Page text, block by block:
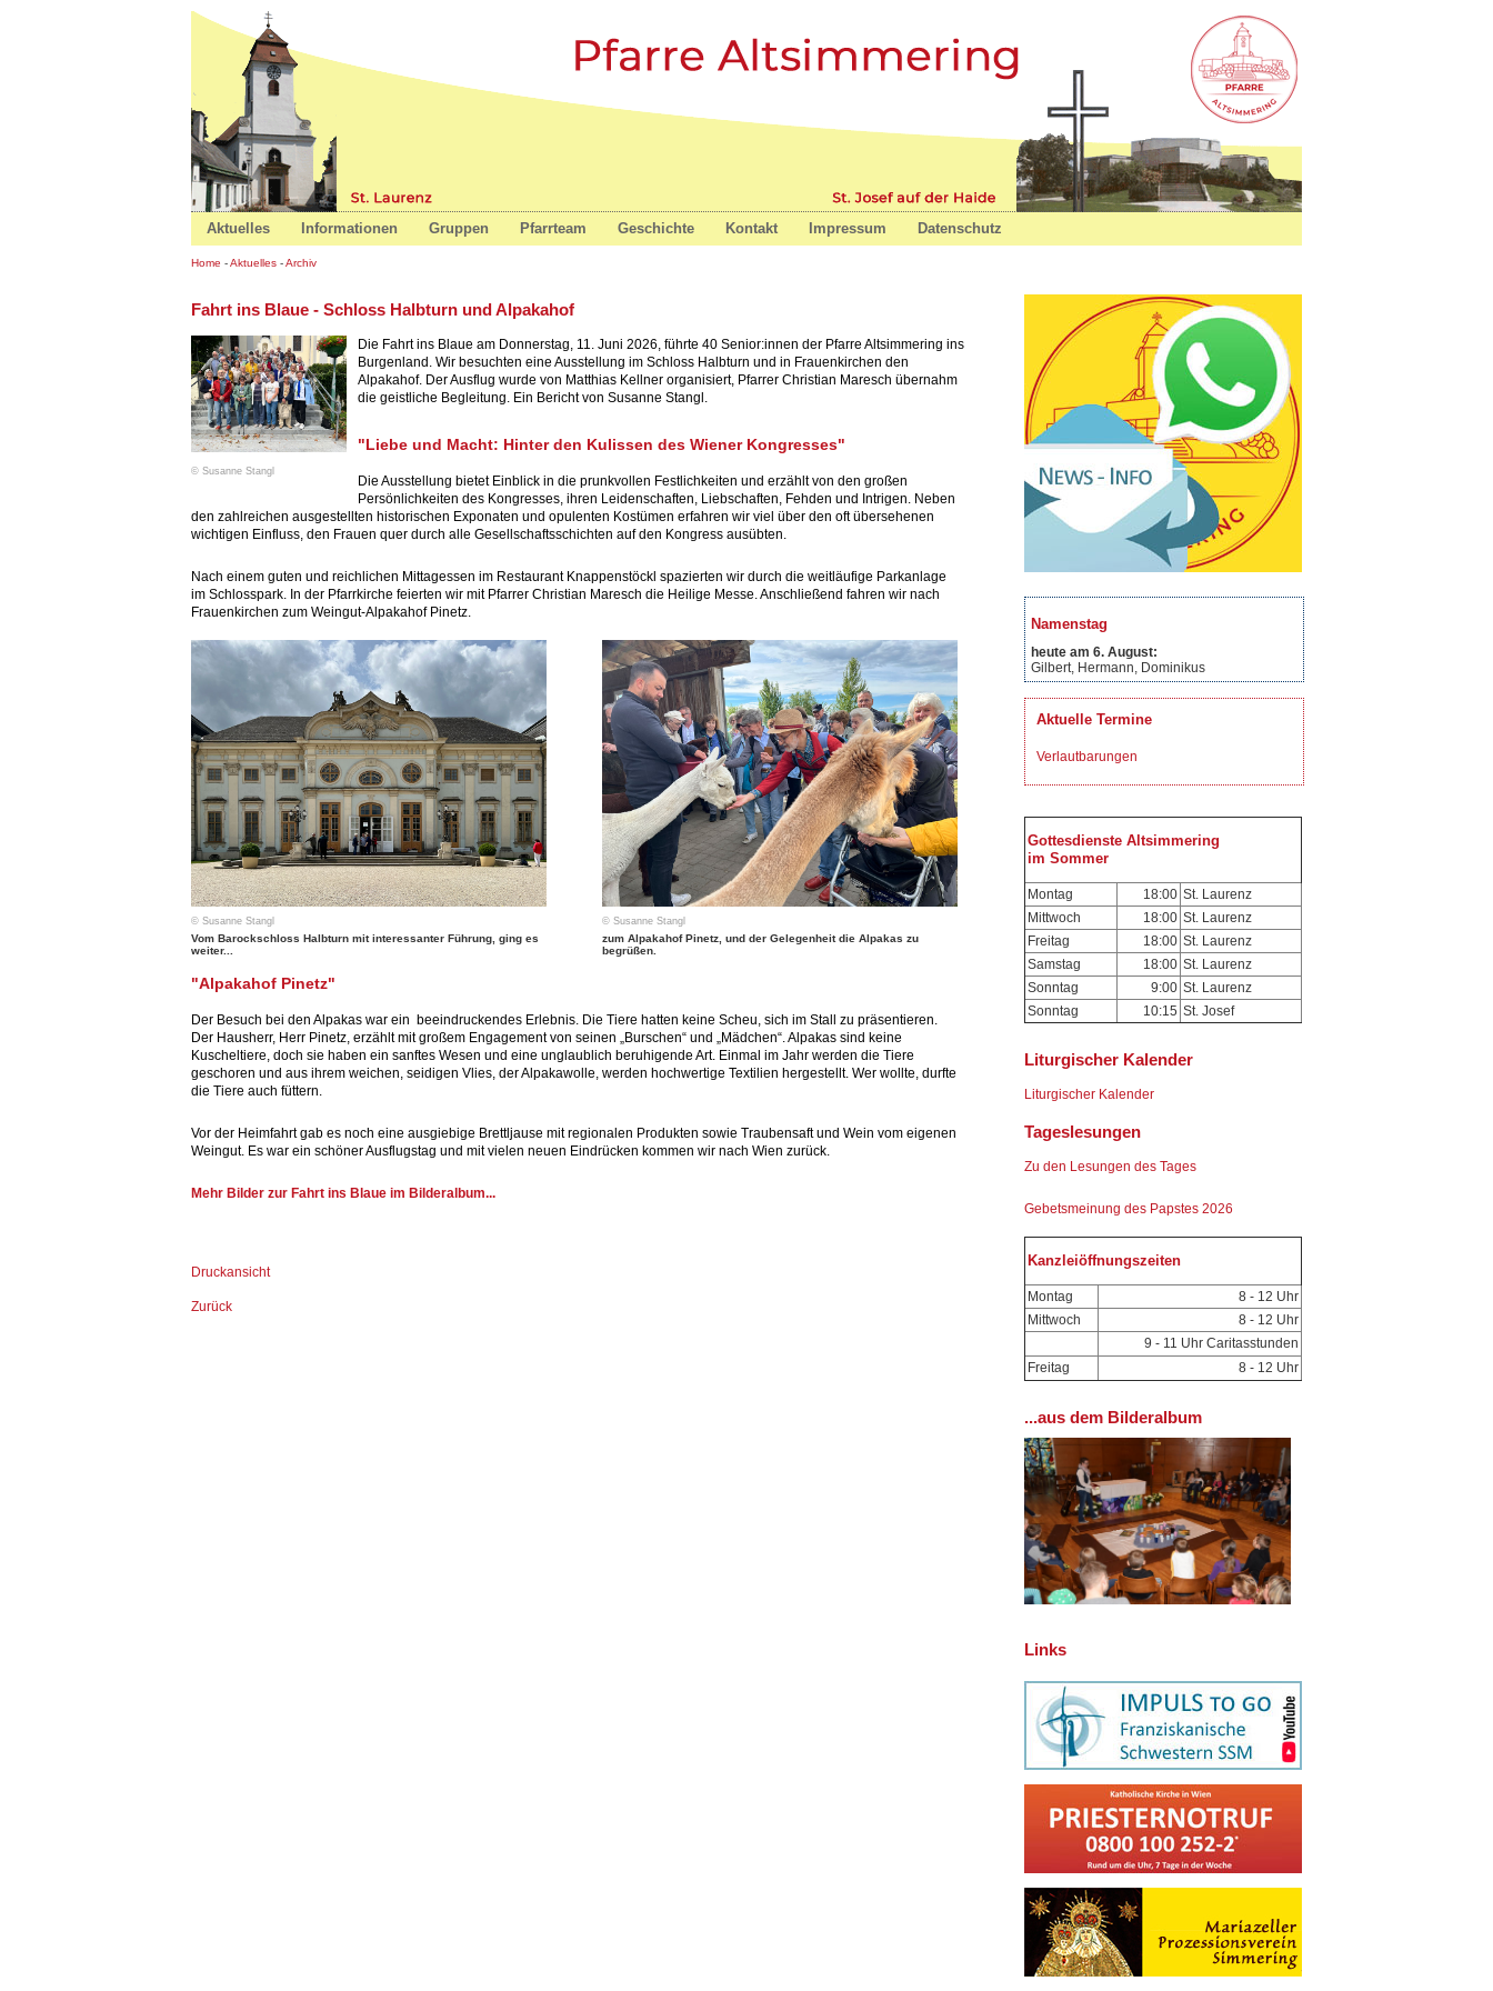
St. Josef auf der Haide
Aktuelles Informationen Gruppen Pfarrteam Geschichte Kontakt Impressum Datenschutz
Home -Aktuelles -Archiv
Fahrt ins Blaue - Schloss Halbturn und Alpakahof
© Susanne Stangl
Die Fahrt ins Blaue am Donnerstag, 11. Juni 2026, führte 40 Senior:innen der Pfarre Altsimmering ins
Burgenland. Wir besuchten eine Ausstellung im Schloss Halbturn und in Frauenkirchen den
Alpakahof. Der Ausflug wurde von Matthias Kellner organisiert, Pfarrer Christian Maresch übernahm
die geistliche Begleitung. Ein Bericht von Susanne Stangl.
"Liebe und Macht: Hinter den Kulissen des Wiener Kongresses"
Die Ausstellung bietet Einblick in die prunkvollen Festlichkeiten und erzählt von den großen
Persönlichkeiten des Kongresses, ihren Leidenschaften, Liebschaften, Fehden und Intrigen. Neben
den zahlreichen ausgestellten historischen Exponaten und opulenten Kostümen erfahren wir viel über den oft übersehenen
wichtigen Einfluss, den Frauen quer durch alle Gesellschaftsschichten auf den Kongress ausübten.
Nach einem guten und reichlichen Mittagessen im Restaurant Knappenstöckl spazierten wir durch die weitläufige Parkanlage
im Schlosspark. In der Pfarrkirche feierten wir mit Pfarrer Christian Maresch die Heilige Messe. Anschließend fahren wir nach
Frauenkirchen zum Weingut-Alpakahof Pinetz.
© Susanne Stangl
Vom Barockschloss Halbturn mit interessanter Führung, ging es
weiter...
© Susanne Stangl
zum Alpakahof Pinetz, und der Gelegenheit die Alpakas zu
begrüßen.
"Alpakahof Pinetz"
Der Besuch bei den Alpakas war ein beeindruckendes Erlebnis. Die Tiere hatten keine Scheu, sich im Stall zu präsentieren.
Der Hausherr, Herr Pinetz, erzählt mit großem Engagement von seinen „Burschen“ und „Mädchen“. Alpakas sind keine
Kuscheltiere, doch sie haben ein sanftes Wesen und eine unglaublich beruhigende Art. Einmal im Jahr werden die Tiere
geschoren und aus ihrem weichen, seidigen Vlies, der Alpakawolle, werden hochwertige Textilien hergestellt. Wer wollte, durfte
die Tiere auch füttern.
Vor der Heimfahrt gab es noch eine ausgiebige Brettljause mit regionalen Produkten sowie Traubensaft und Wein vom eigenen
Weingut. Es war ein schöner Ausflugstag und mit vielen neuen Eindrücken kommen wir nach Wien zurück.
Mehr Bilder zur Fahrt ins Blaue im Bilderalbum...
Druckansicht
Zurück
Namenstag
heute am 6. August:
Gilbert, Hermann, Dominikus
Aktuelle Termine
Verlautbarungen
Gottesdienste Altsimmering
im Sommer
Montag 18:00 St. Laurenz
Mittwoch
18:00 St. Laurenz
Freitag
18:00 St. Laurenz
Samstag
18:00 St. Laurenz
Sonntag
9:00 St. Laurenz
Sonntag
10:15 St. Josef
Liturgischer Kalender
Liturgischer Kalender
Tageslesungen
Zu den Lesungen des Tages
Gebetsmeinung des Papstes 2026
Kanzleiöffnungszeiten
Montag
8 - 12 Uhr
Mittwoch
8 - 12 Uhr
9 - 11 Uhr Caritasstunden
Freitag
8 - 12 Uhr
...aus dem Bilderalbum
Links